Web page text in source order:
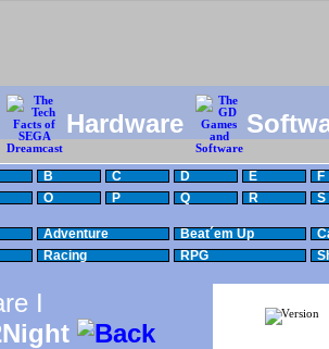
Hardware
B C D E
F
O P Q R S
Adventure Beat´em Up
Racing RPG
I